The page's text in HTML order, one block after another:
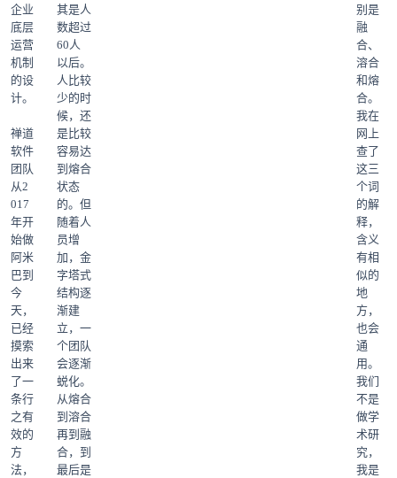
别是
融
合、
溶合
和熔
合。
我在
网上
查了
这三
个词
的解
释，
含义
有相
似的
地
方，
也会
通
用。
我们
不是
做学
术研
究，
我是
其是人
数超过
60人
以后。
人比较
少的时
候，还
是比较
容易达
到熔合
状态
的。但
随着人
员增
加，金
字塔式
结构逐
渐建
立，一
个团队
会逐渐
蜕化。
从熔合
到溶合
再到融
合，到
最后是
企业
底层
运营
机制
的设
计。
禅道
软件
团队
从2
017
年开
始做
阿米
巴到
今
天，
已经
摸索
出来
了一
条行
之有
效的
方
法，